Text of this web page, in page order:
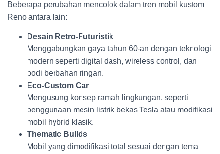
Beberapa perubahan mencolok dalam tren mobil kustom
Reno antara lain:
Desain Retro-Futuristik
Menggabungkan gaya tahun 60-an dengan teknologi
modern seperti digital dash, wireless control, dan
bodi berbahan ringan.
Eco-Custom Car
Mengusung konsep ramah lingkungan, seperti
penggunaan mesin listrik bekas Tesla atau modifikasi
mobil hybrid klasik.
Thematic Builds
Mobil yang dimodifikasi total sesuai dengan tema